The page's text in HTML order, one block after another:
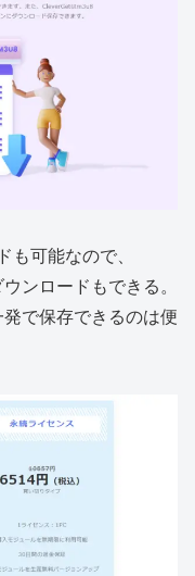
も可能なので、
ンロードもできる。
で保存できるのは便